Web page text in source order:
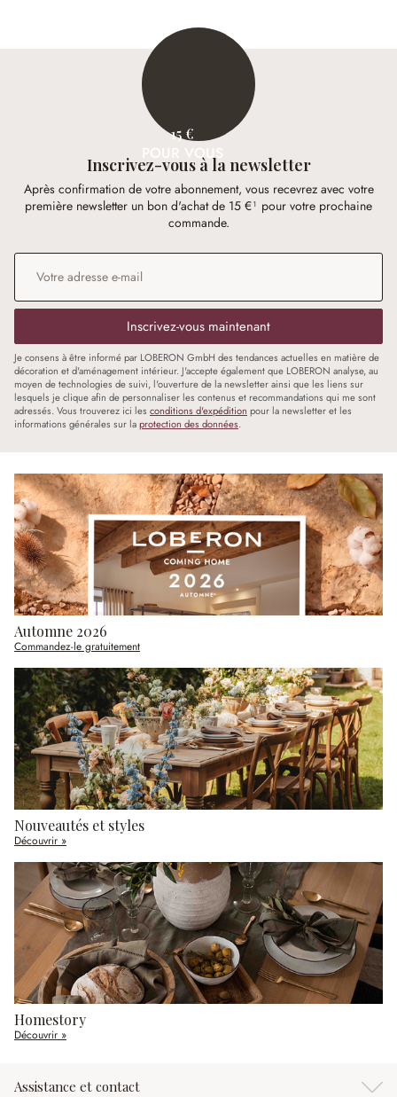
15 €
POUR VOUS
Inscrivez-vous à la newsletter
Après confirmation de votre abonnement, vous recevrez avec votre
première newsletter un bon d'achat de 15 €¹ pour votre prochaine
commande.
Adresse e-mail
Inscrivez-vous maintenant
Je consens à être informé par LOBERON GmbH des tendances actuelles en matière de
décoration et d'aménagement intérieur. J'accepte également que LOBERON analyse, au
moyen de technologies de suivi, l'ouverture de la newsletter ainsi que les liens sur
lesquels je clique afin de personnaliser les contenus et recommandations qui me sont
adressés. Vous trouverez ici les conditions d'expédition pour la newsletter et les
informations générales sur laprotection des données.
Automne 2026
Commandez-le gratuitement
Nouveautés et styles
Découvrir »
Homestory
Découvrir »
Assistance et contact